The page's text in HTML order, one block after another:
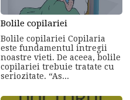
Bolile copilariei
Bolile copilariei Copilaria
este fundamentul intregii
noastre vieti. De aceea, bolile
copilariei trebuie tratate cu
seriozitate. “As...